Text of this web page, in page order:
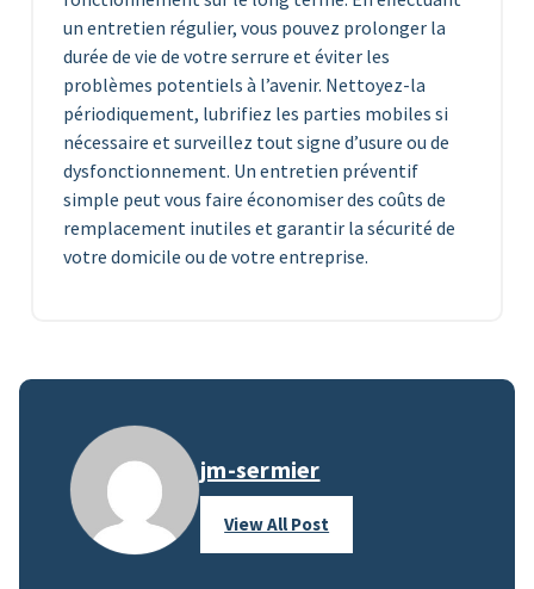
un entretien régulier, vous pouvez prolonger la
durée de vie de votre serrure et éviter les
problèmes potentiels à l’avenir. Nettoyez-la
périodiquement, lubrifiez les parties mobiles si
nécessaire et surveillez tout signe d’usure ou de
dysfonctionnement. Un entretien préventif
simple peut vous faire économiser des coûts de
remplacement inutiles et garantir la sécurité de
votre domicile ou de votre entreprise.
jm-sermier
View All Post